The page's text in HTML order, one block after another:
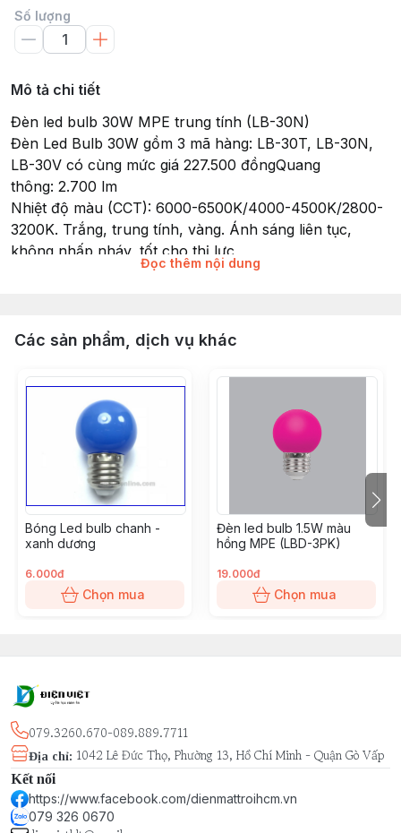
Số lượng
Mô tả chi tiết
Đèn led bulb 30W MPE trung tính (LB-30N)
Đèn Led Bulb 30W gồm 3 mã hàng: LB-30T, LB-30N,
LB-30V có cùng mức giá 227.500 đồngQuang
thông: 2.700 lm
Nhiệt độ màu (CCT): 6000-6500K/4000-4500K/2800-
3200K. Trắng, trung tính, vàng. Ánh sáng liên tục,
không nhấp nháy, tốt cho thị lực
Tiêu chuẩn châu Âu CE - RoHS
Đui đèn: E27
RA >80 Chỉ số hoàn màu cao
Hệ số công suất (PF): >0.5
Instant Light: 0s
No Mercury
Recyclable
Góc chiếu: 270°
MPE Led Bulb size: Ø100mm x 185mm
Quy cách đóng gói: 1 cái/hộp, 20 cái/thùng
Kiểu dáng đẹp, nhiều chủng loại, dễ dàng lắp đặt cho
mọi công trình: nhà phố, căn hộ cao cấp, biệt thự, tòa
nhà, văn phòng, nhà xưởng, nhà máy, xưởng sản xuất,
Đọc thêm nội dung
Các sản phẩm, dịch vụ khác
Bóng Led bulb chanh -
xanh dương
6.000đ
Chọn mua
Đèn led bulb 1.5W màu
hồng MPE (LBD-3PK)
19.000đ
Chọn mua
079.3260.670-089.889.7711
Địa chỉ: 1042 Lê Đức Thọ, Phường 13, Hồ Chí Minh - Quận Gò Vấp
Kết nối
https://www.facebook.com/dienmattroihcm.vn
079 326 0670